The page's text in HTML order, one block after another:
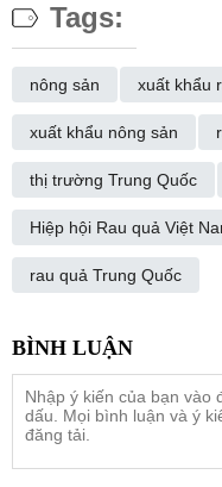
Tags:
nông sản xuất khẩu
xuất khẩu nông sản
thị trường Trung Quốc
Hiệp hội Rau quả Việt
rau quả Trung Quốc